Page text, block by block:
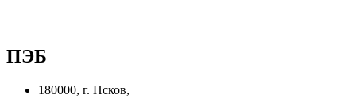
ПЭБ
180000, г. Псков,